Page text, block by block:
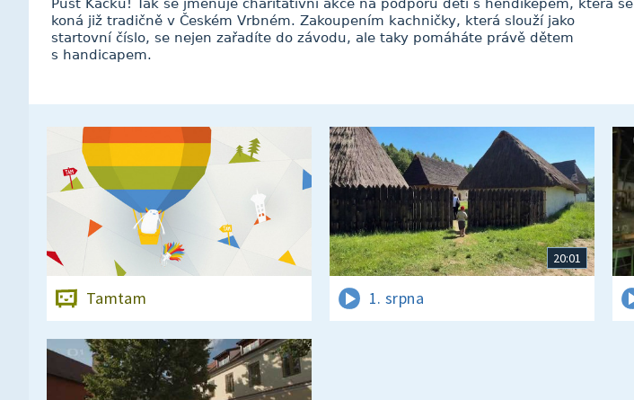
Pusť Kačku! Tak se jmenuje charitativní akce na podporu dětí s hendikepem, která se
koná již tradičně v Českém Vrbném. Zakoupením kachničky, která slouží jako
startovní číslo, se nejen zařadíte do závodu, ale taky pomáháte právě dětem
s handicapem.
Tamtam
20:01
1. srpna